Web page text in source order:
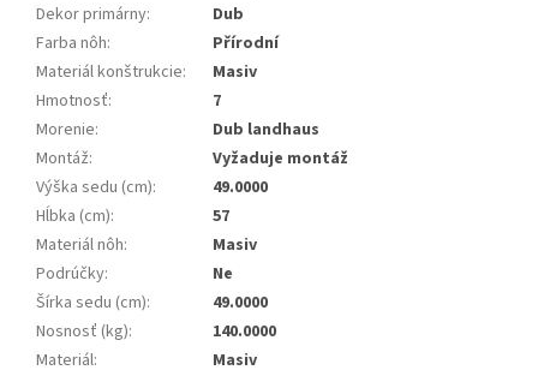
Dekor primárny:
Dub
Farba nôh:
Přírodní
Materiál konštrukcie:
Masiv
Hmotnosť:
7
Morenie:
Dub landhaus
Montáž:
Vyžaduje montáž
Výška sedu (cm):
49.0000
Hĺbka (cm):
57
Materiál nôh:
Masiv
Podrúčky:
Ne
Šírka sedu (cm):
49.0000
Nosnosť (kg):
140.0000
Materiál:
Masiv